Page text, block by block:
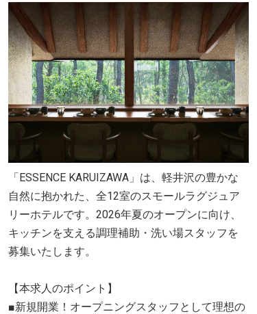
「ESSENCE KARUIZAWA」は、軽井沢の豊かな
自然に抱かれた、全12室のスモールラグジュア
リーホテルです。2026年夏のオープンに向け、
キッチンを支える調理補助・洗い場スタッフを
募集いたします。
【本求人のポイント】
■新規開業！オープニングスタッフとして理想の